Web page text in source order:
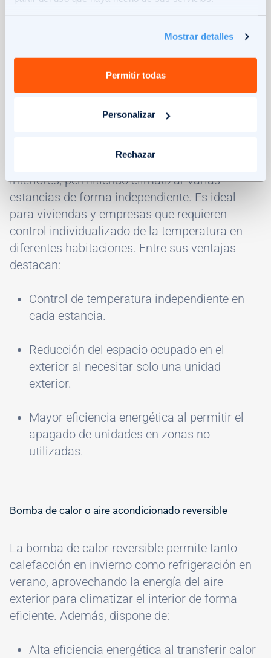
Mostrar detalles
Permitir todas
Personalizar
Rechazar
portátiles suelen ser menos potentes que otros
para enfriar grandes espacios.
Aire acondicionado multisplit
interiores, permitiendo climatizar varias
estancias de forma independiente. Es ideal
para viviendas y empresas que requieren
control individualizado de la temperatura en
diferentes habitaciones. Entre sus ventajas
destacan:
Control de temperatura independiente en
cada estancia.
Reducción del espacio ocupado en el
exterior al necesitar solo una unidad
exterior.
Mayor eficiencia energética al permitir el
apagado de unidades en zonas no
utilizadas.
Bomba de calor o aire acondicionado reversible
La bomba de calor reversible permite tanto
calefacción en invierno como refrigeración en
verano, aprovechando la energía del aire
exterior para climatizar el interior de forma
eficiente. Además, dispone de:
Alta eficiencia energética al transferir calor